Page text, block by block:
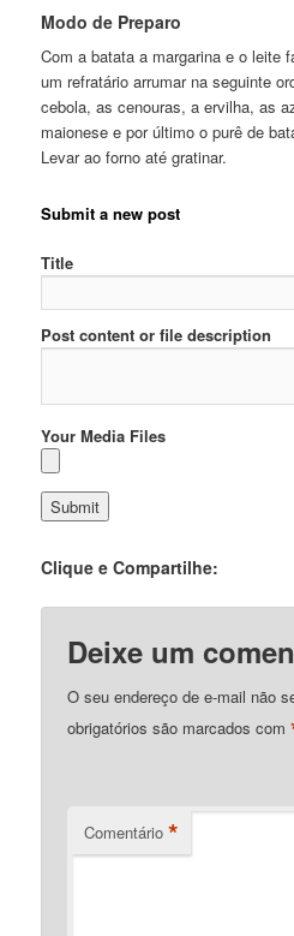
Modo de Preparo
Com a batata a margarina e o leite
um refratário arrumar na seguinte
cebola, as cenouras, a ervilha, as
maionese e por último o purê de
Levar ao forno até gratinar.
Submit a new post
Title
Post content or file description
Your Media Files
Clique e Compartilhe:
Deixe um
O seu endereço de e-mail não
obrigatórios são marcados com
Comentário *